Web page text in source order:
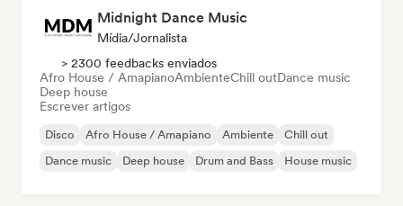
Midnight Dance Music
Mídia/Jornalista
> 2300 feedbacks enviados
Afro House / AmapianoAmbienteChill outDance music
Deep house
Escrever artigos
Disco Afro House / Amapiano Ambiente
Chill out
Dance music
Deep house Drum and Bass House music